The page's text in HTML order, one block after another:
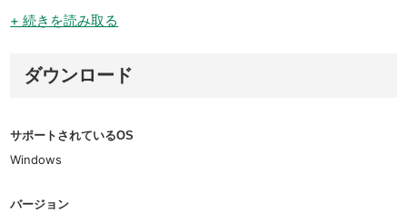
+ 続きを読み取る
ダウンロード
サポートされているOS
Windows
バージョン